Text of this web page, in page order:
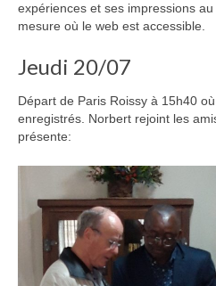
expériences et ses impressions
mesure où le web est accessible.
Jeudi 20/07
Départ de Paris Roissy à 15h40
enregistrés. Norbert rejoint les
présente: